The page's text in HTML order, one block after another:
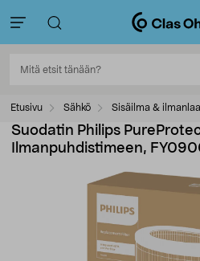
Etusivu Sähkö Sisäilma &
Suodatin Philips
Ilmanpuhdistimeen,